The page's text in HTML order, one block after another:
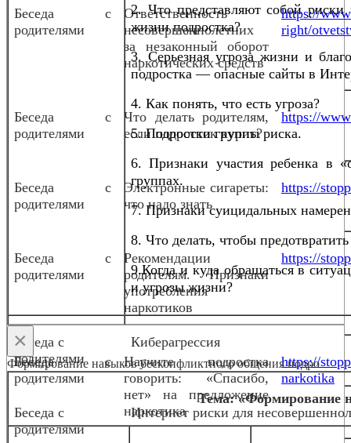
Беседа с
родителями
Ответственность
несовершеннолетних
за незаконный оборот
наркотических средств
https://
right/
Беседа с
родителями
Что делать родителям,
если подросток курит?
https://
Беседа с
родителями
Электронные сигареты:
что надо знать
https://
Беседа с
родителями
Рекомендации
родителям. Признаки
употребления
наркотиков
https://
Беседа с
родителями
Научите подростка
говорить: «Спасибо,
нет» на предложение
наркотика
https://
narkotika
2. Что представляют собой риски
жизни подростка?
3. Серьезная угроза жизни и
подростка — опасные сайты в
4. Как понять, что есть угроза?
5. Подростки группы риска.
6. Признаки участия ребенка в
группах.
7. Признаки суицидальных
8. Что делать, чтобы
9.Когда и куда обращаться в
и угрозы жизни?
Беседа с
родителями
Киберагрессия
Беседа с
родителями
Интернет риски для
×
Формирование навыков бесконфликтного общения подро
Тема: «Формирование